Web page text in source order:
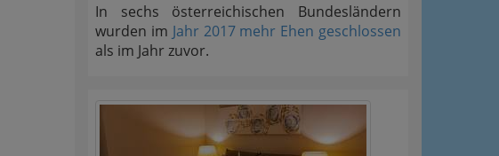
In sechs österreichischen Bundesländern
wurden im Jahr 2017 mehr Ehen geschlossen
als im Jahr zuvor.